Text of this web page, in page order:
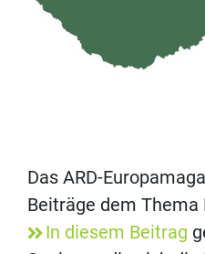
Das ARD-
Beiträge dem
In diesem Beitrag